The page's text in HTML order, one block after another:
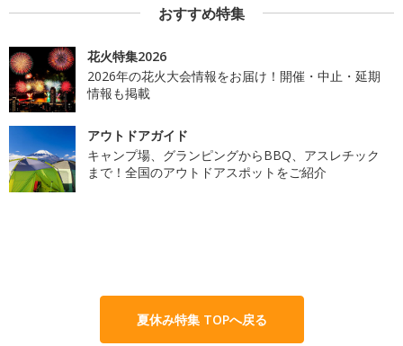
おすすめ特集
花火特集2026
2026年の花火大会情報をお届け！開催・中止・延期
情報も掲載
アウトドアガイド
キャンプ場、グランピングからBBQ、アスレチック
まで！全国のアウトドアスポットをご紹介
夏休み特集 TOPへ戻る